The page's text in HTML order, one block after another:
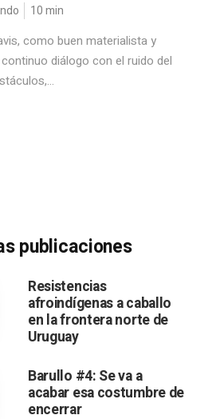
10 min
como buen materialista y
diálogo con el ruido del
publicaciones
Resistencias
afroindígenas a caballo
en la frontera norte de
Uruguay
Barullo #4: Se va a
acabar esa costumbre de
encerrar